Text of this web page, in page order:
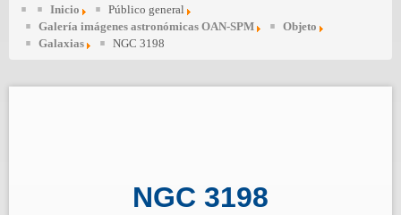
Inicio
Público general
Galería imágenes astronómicas OAN-SPM
Objeto
Galaxias
NGC 3198
NGC 3198